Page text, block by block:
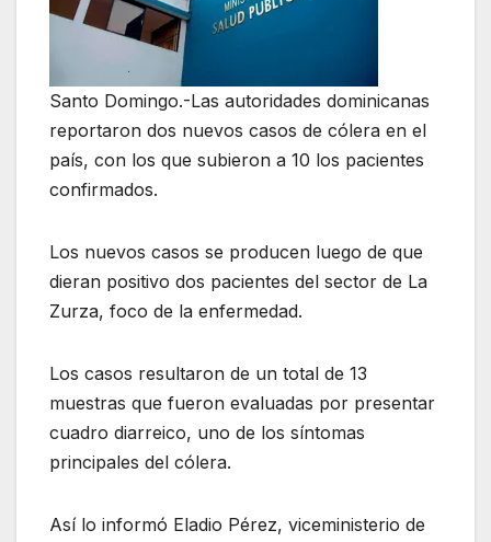
Santo Domingo.-Las autoridades dominicanas
reportaron dos nuevos casos de cólera en el
país, con los que subieron a 10 los pacientes
confirmados.
Los nuevos casos se producen luego de que
dieran positivo dos pacientes del sector de La
Zurza, foco de la enfermedad.
Los casos resultaron de un total de 13
muestras que fueron evaluadas por presentar
cuadro diarreico, uno de los síntomas
principales del cólera.
Así lo informó Eladio Pérez, viceministerio de